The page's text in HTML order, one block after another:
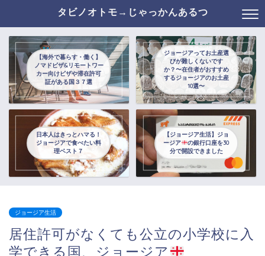
タビノオトモ→じゃっかんあるつ
【海外で暮らす・働く】
ノマドビザ&リモートワー
カー向けビザや滞在許可
証がある国３７選
ジョージアってお土産選
びが難しくないです
か？〜在住者がおすすめ
するジョージアのお土産
10選〜
日本人はきっとハマる！
ジョージアで食べたい料
理ベスト７
【ジョージア生活】ジョ
ージア
の銀行口座を30
分で開設できました
ジョージア生活
居住許可がなくても公立の小学校に入
学できる国、ジョージア